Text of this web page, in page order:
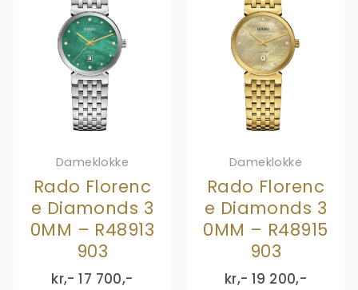
Dameklokke
Rado Florenc
e Diamonds 3
0MM – R48913
903
kr,- 17 700,-
Dameklokke
Rado Florenc
e Diamonds 3
0MM – R48915
903
kr,- 19 200,-